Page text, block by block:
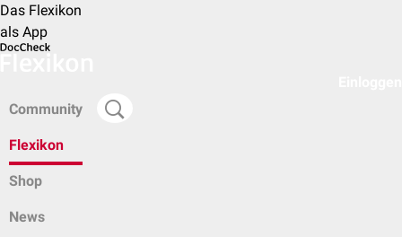
Das Flexikon
als App
Community
Flexikon
Shop
News